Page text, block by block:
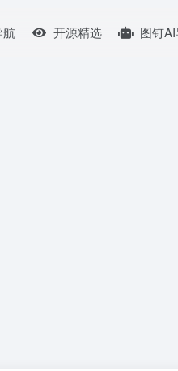
开源精选 图钉